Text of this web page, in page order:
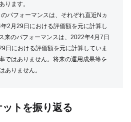
ります。
フォーマンスは、それぞれ直近Nヵ
2月29日における評価額を元に計算し
来のパフォーマンスは、2022年4月7日
日における評価額を元に計算していま
ではありません。将来の運用成果等を
ありません。
トを振り返る